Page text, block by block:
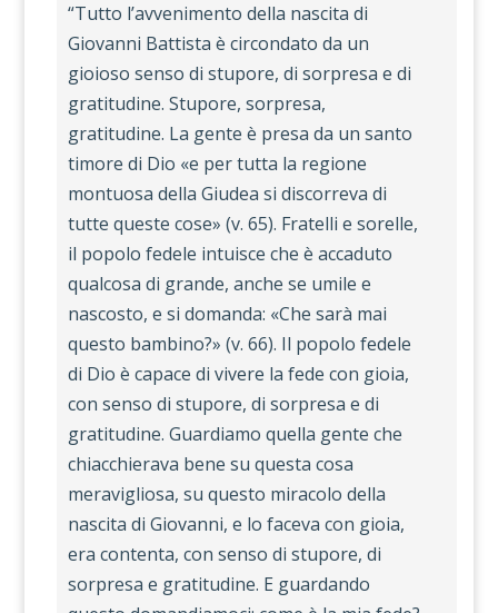
“Tutto l’avvenimento della nascita di
Giovanni Battista è circondato da un
gioioso senso di stupore, di sorpresa e di
gratitudine. Stupore, sorpresa,
gratitudine. La gente è presa da un santo
timore di Dio «e per tutta la regione
montuosa della Giudea si discorreva di
tutte queste cose» (v. 65). Fratelli e sorelle,
il popolo fedele intuisce che è accaduto
qualcosa di grande, anche se umile e
nascosto, e si domanda: «Che sarà mai
questo bambino?» (v. 66). Il popolo fedele
di Dio è capace di vivere la fede con gioia,
con senso di stupore, di sorpresa e di
gratitudine. Guardiamo quella gente che
chiacchierava bene su questa cosa
meravigliosa, su questo miracolo della
nascita di Giovanni, e lo faceva con gioia,
era contenta, con senso di stupore, di
sorpresa e gratitudine. E guardando